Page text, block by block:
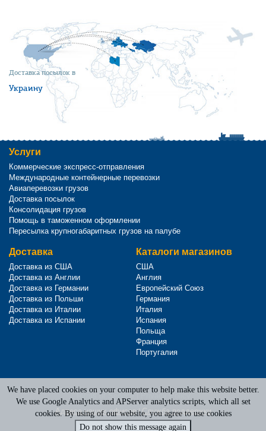
Доставка посылок в
Украину
Услуги
Коммерческие экспресс-отправления
Международные контейнерные перевозки
Авиаперевозки грузов
Доставка посылок
Консолидация грузов
Помощь в таможенном оформлении
Пересылка крупногабаритных грузов на палубе
Доставка
Доставка из США
Доставка из Англии
Доставка из Германии
Доставка из Польши
Доставка из Италии
Доставка из Испании
Каталоги магазинов
США
Англия
Европейский Союз
Германия
Италия
Испания
Польща
Франция
Португалия
Terms of Service
Privacy Policy
Адреса наших офисов|Служба поддержки
We have placed cookies on your computer to help make this website better.
We use Google Analytics and APServer analytics scripts, which all set
cookies. By using of our website, you agree to use cookies
Do not show this message again